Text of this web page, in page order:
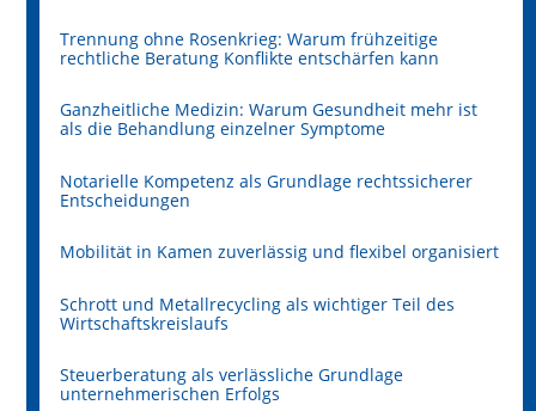
Trennung ohne Rosenkrieg: Warum frühzeitige
rechtliche Beratung Konflikte entschärfen kann
Ganzheitliche Medizin: Warum Gesundheit mehr ist
als die Behandlung einzelner Symptome
Notarielle Kompetenz als Grundlage rechtssicherer
Entscheidungen
Mobilität in Kamen zuverlässig und flexibel organisiert
Schrott und Metallrecycling als wichtiger Teil des
Wirtschaftskreislaufs
Steuerberatung als verlässliche Grundlage
unternehmerischen Erfolgs